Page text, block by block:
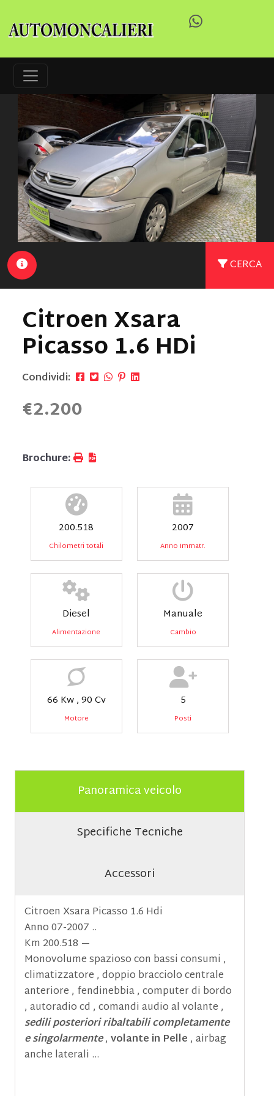
CERCA
Citroen Xsara
Picasso 1.6 HDi
Condividi:
€2.200
Brochure:
200.518
Chilometri totali
2007
Anno Immatr.
Diesel
Alimentazione
Manuale
Cambio
66 Kw , 90 Cv
Motore
5
Posti
Panoramica veicolo
Specifiche Tecniche
Accessori
Citroen Xsara Picasso 1.6 Hdi
Anno 07-2007 ..
Km 200.518 —
Monovolume spazioso con bassi consumi ,
climatizzatore , doppio bracciolo centrale
anteriore , fendinebbia , computer di bordo
, autoradio cd , comandi audio al volante ,
sedili posteriori ribaltabili completamente
e singolarmente, volante in Pelle , airbag
anche laterali …